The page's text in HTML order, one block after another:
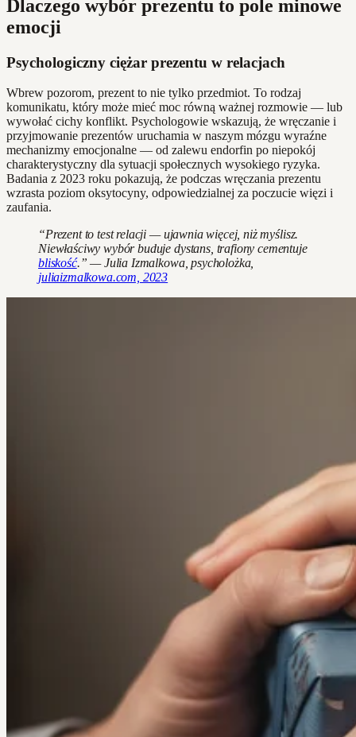
Dlaczego wybór prezentu to pole minowe
emocji
Psychologiczny ciężar prezentu w relacjach
Wbrew pozorom, prezent to nie tylko przedmiot. To rodzaj
komunikatu, który może mieć moc równą ważnej rozmowie — lub
wywołać cichy konflikt. Psychologowie wskazują, że wręczanie i
przyjmowanie prezentów uruchamia w naszym mózgu wyraźne
mechanizmy emocjonalne — od zalewu endorfin po niepokój
charakterystyczny dla sytuacji społecznych wysokiego ryzyka.
Badania z 2023 roku pokazują, że podczas wręczania prezentu
wzrasta poziom oksytocyny, odpowiedzialnej za poczucie więzi i
zaufania.
“Prezent to test relacji — ujawnia więcej, niż myślisz.
Niewłaściwy wybór buduje dystans, trafiony cementuje
bliskość.” — Julia Izmalkowa, psycholożka,
juliaizmalkowa.com, 2023